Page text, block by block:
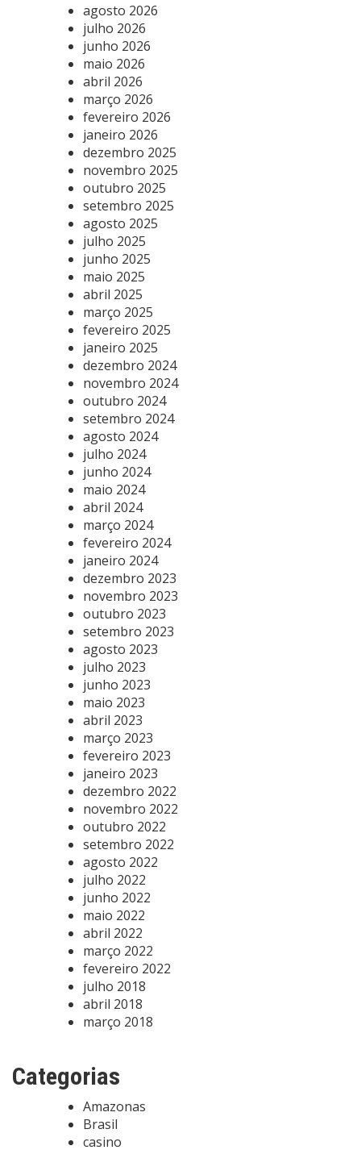
agosto 2026
julho 2026
junho 2026
maio 2026
abril 2026
março 2026
fevereiro 2026
janeiro 2026
dezembro 2025
novembro 2025
outubro 2025
setembro 2025
agosto 2025
julho 2025
junho 2025
maio 2025
abril 2025
março 2025
fevereiro 2025
janeiro 2025
dezembro 2024
novembro 2024
outubro 2024
setembro 2024
agosto 2024
julho 2024
junho 2024
maio 2024
abril 2024
março 2024
fevereiro 2024
janeiro 2024
dezembro 2023
novembro 2023
outubro 2023
setembro 2023
agosto 2023
julho 2023
junho 2023
maio 2023
abril 2023
março 2023
fevereiro 2023
janeiro 2023
dezembro 2022
novembro 2022
outubro 2022
setembro 2022
agosto 2022
julho 2022
junho 2022
maio 2022
abril 2022
março 2022
fevereiro 2022
julho 2018
abril 2018
março 2018
Categorias
Amazonas
Brasil
casino